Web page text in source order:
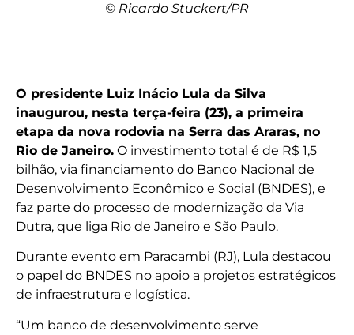
© Ricardo Stuckert/PR
O presidente Luiz Inácio Lula da Silva
inaugurou, nesta terça-feira (23), a primeira
etapa da nova rodovia na Serra das Araras, no
Rio de Janeiro. O investimento total é de R$ 1,5
bilhão, via financiamento do Banco Nacional de
Desenvolvimento Econômico e Social (BNDES), e
faz parte do processo de modernização da Via
Dutra, que liga Rio de Janeiro e São Paulo.
Durante evento em Paracambi (RJ), Lula destacou
o papel do BNDES no apoio a projetos estratégicos
de infraestrutura e logística.
“Um banco de desenvolvimento serve